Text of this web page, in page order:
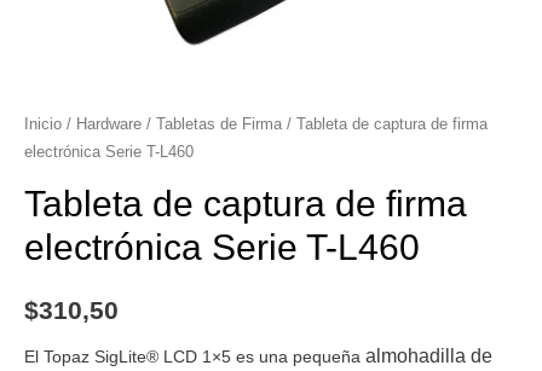
Inicio / Hardware / Tabletas de Firma / Tableta de captura de firma
electrónica Serie T-L460
Tableta de captura de firma
electrónica Serie T-L460
$310,50
El Topaz SigLite® LCD 1×5 es una pequeña almohadilla de